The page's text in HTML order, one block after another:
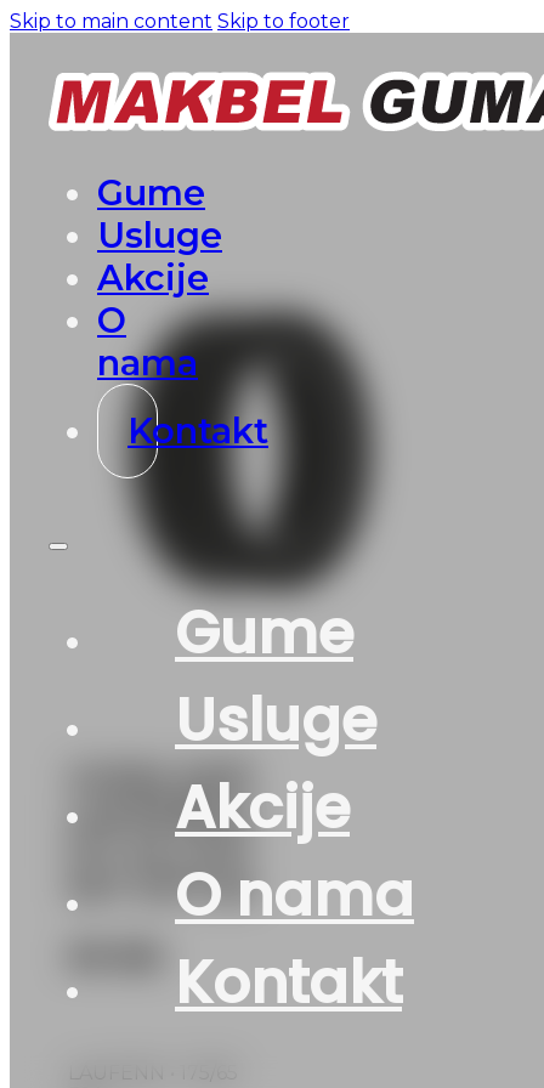
Skip to main content Skip to footer
Gume
Usluge
Akcije
O
nama
Kontakt
Gume
Usluge
Akcije
O nama
Kontakt
GUMA AS/P
LAUFENN G
82T DOT:26